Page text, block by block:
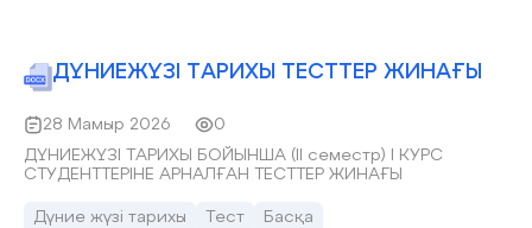
ДҮНИЕЖҮЗІ ТАРИХЫ ТЕСТТЕР ЖИНАҒЫ
28 Мамыр 2026
0
ДҮНИЕЖҮЗІ ТАРИХЫ БОЙЫНША (ІІ семестр) І КУРС
СТУДЕНТТЕРІНЕ АРНАЛҒАН ТЕСТТЕР ЖИНАҒЫ
Дүние жүзі тарихы Тест Басқа